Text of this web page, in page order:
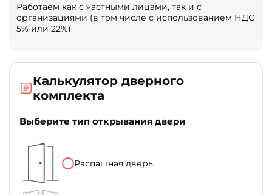
Работаем как с частными лицами, так и с
организациями (в том числе с использованием НДС
5% или 22%)
Калькулятор дверного
комплекта
Выберите тип открывания двери
Распашная дверь